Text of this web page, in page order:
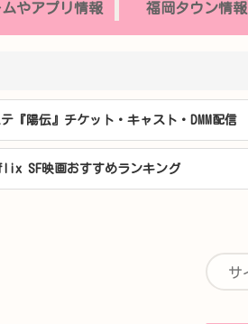
やアプリ情報 福岡タウン情報
『陽伝』チケット・キャスト・DMM配信
SF映画おすすめランキング